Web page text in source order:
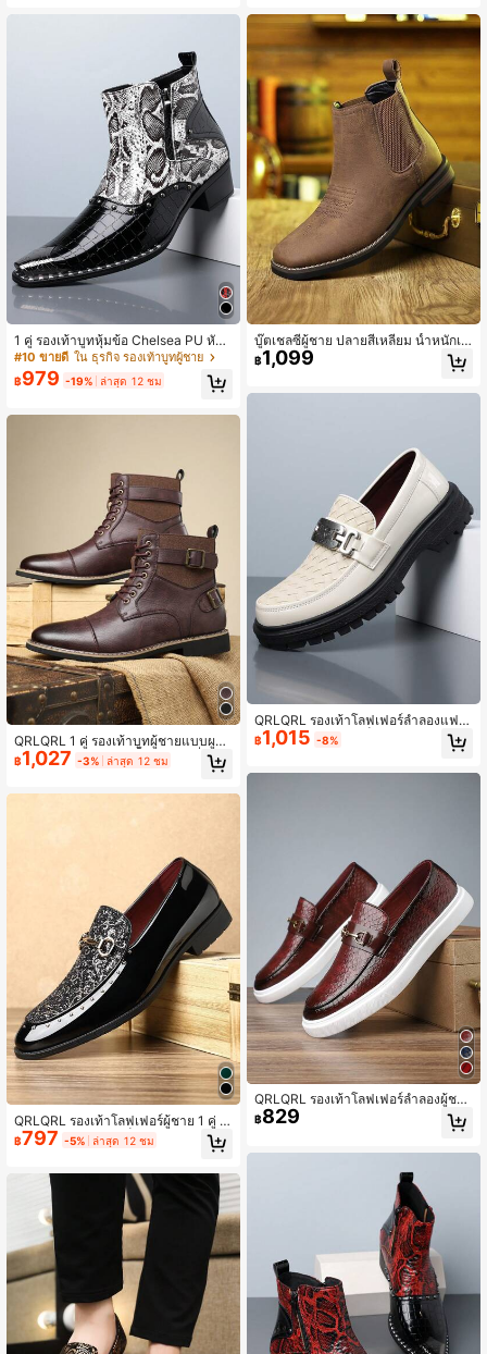
1 คู่ รองเท้าบูทหุ้มข้อ Chelsea PU หัวแ
หลม พิมพ์ลายหนังงู Two Tone ประดับ
หมุด สำหรับผู้ชาย พื้นยาง ใส่ได้ทุกวัน
#10 ขายดี ใน ธุรกิจ รองเท้าบูทผู้ชาย
฿979 -19% ล่าสุด 12 ชม
QRLQRL 1 คู่ รองเท้าบูทผู้ชายแบบผูกเ
ชือก หัวกลม หนัง PU พื้นยาง ส้นต่ำ สบ
าย สำหรับใส่ประจำวัน
฿1,027 -3% ล่าสุด 12 ชม
QRLQRL รองเท้าโลฟเฟอร์ผู้ชาย 1 คู่ แ
บบสวมง่าย ทรงโลว์ท็อป ส่วนบนโพลียูรี
เทน พื้นยาง ตกแต่งด้วยหัวเข็มขัดโลหะ
ล เหมาะสำหรับงานปาร์ตี้และอีเวนต์
฿797 -5% ล่าสุด 12 ชม
บู๊ตเชลซีผู้ชาย ปลายสี่เหลี่ยม น้ำหนักเบ
า สะดวกสบาย บู๊ตเวสเทิร์นขนบธรรมเนี
ยมอังกฤษ (วิ่งได้ใหญ่ขึ้น 1 ไซส์)
฿1,099
QRLQRL รองเท้าโลฟเฟอร์ลำลองแฟชั่
นผู้ชาย 1 คู่ ทรงโลว์ท็อป ดีไซน์ถัก ด้าน
บน PU พื้นยาง ทนทาน กันลื่น
฿1,015 -8%
QRLQRL รองเท้าโลฟเฟอร์ลำลองผู้ชาย
สำหรับฤดูร้อน ระบายอากาศได้ดี แบบ
สวม รองเท้าขับรถ รองเท้าผ้าใบพื้นแบ
฿829